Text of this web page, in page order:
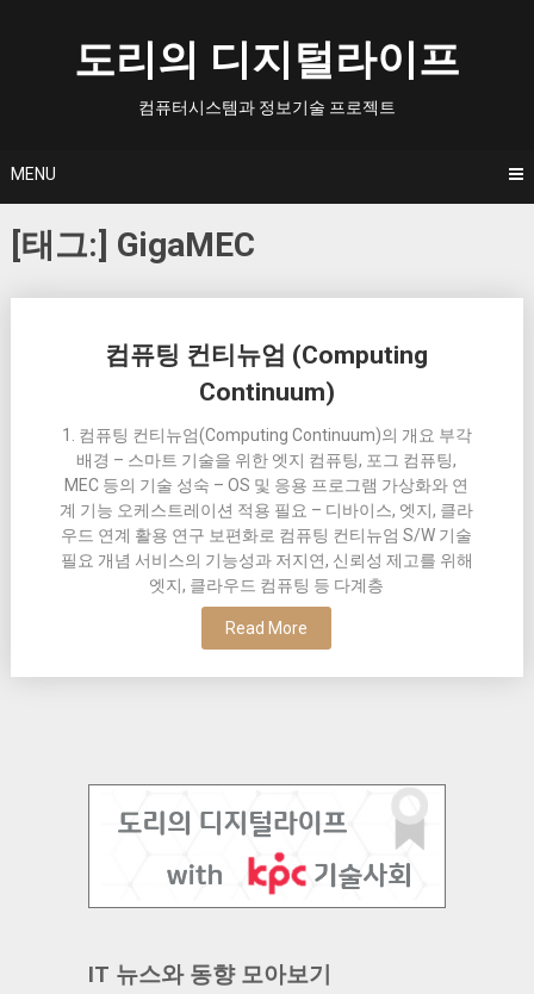
도리의 디지털라이프
컴퓨터시스템과 정보기술 프로젝트
MENU
[태그:] GigaMEC
컴퓨팅 컨티뉴엄 (Computing
Continuum)
1. 컴퓨팅 컨티뉴엄(Computing Continuum)의 개요 부각
배경 – 스마트 기술을 위한 엣지 컴퓨팅, 포그 컴퓨팅,
MEC 등의 기술 성숙 – OS 및 응용 프로그램 가상화와 연
계 기능 오케스트레이션 적용 필요 – 디바이스, 엣지, 클라
우드 연계 활용 연구 보편화로 컴퓨팅 컨티뉴엄 S/W 기술
필요 개념 서비스의 기능성과 저지연, 신뢰성 제고를 위해
엣지, 클라우드 컴퓨팅 등 다계층
Read More
navigation
IT 뉴스와 동향 모아보기